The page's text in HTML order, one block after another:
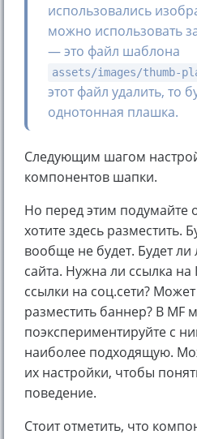
использовались
можно использовать
— это файл шаблона
assets/images/thumb-
этот файл удалить, то
однотонная плашка.
Следующим шагом
компонентов шапки.
Но перед этим подумайте
хотите здесь разместить.
вообще не будет. Будет
сайта. Нужна ли ссылка на
ссылки на соц.сети?
разместить баннер? В MF
поэкспериментируйте с
наиболее подходящую.
их настройки, чтобы
поведение.
Стоит отметить, что